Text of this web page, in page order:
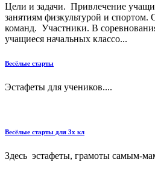
Цели и задачи. Привлечение
занятиям физкультурой и
команд. Участники. В
учащиеся начальных классо...
Весёлые старты
Эстафеты для учеников....
Весёлые старты для 3х кл
Здесь эстафеты, грамоты самым-